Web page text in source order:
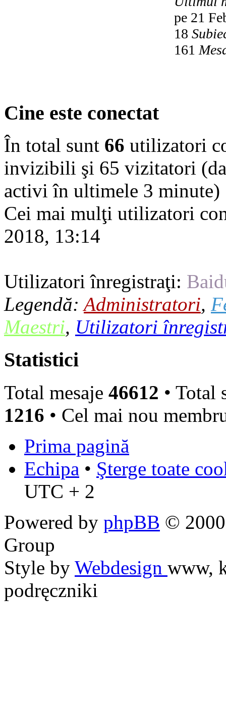
pe 21
18
161
Cine este conectat
În total sunt 66 utilizatori
invizibili şi 65 vizitatori
activi în ultimele 3 minute)
Cei mai mulţi utilizatori
2018, 13:14
Utilizatori înregistraţi:
Legendă:Administratori,
Maestri, Utilizatori
Statistici
Total mesaje 46612 • Total
1216 • Cel mai nou
Prima pagină
Echipa • Şterge toate
UTC + 2
Powered by phpBB ©
Group
Style by Webdesign www,
podręczniki